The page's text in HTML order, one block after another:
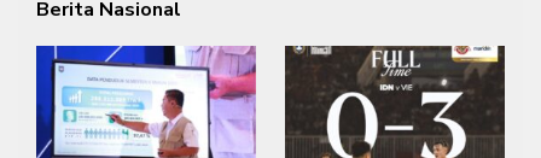
Berita Nasional